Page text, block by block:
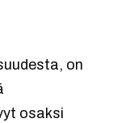
on
osaksi